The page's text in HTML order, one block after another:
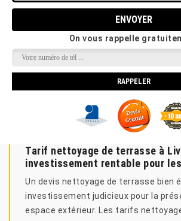
On vous rappelle
Tarif nettoyage de terrasse à
investissement rentable pour
Un devis nettoyage de terrasse bien
investissement judicieux pour la
espace extérieur. Les tarifs